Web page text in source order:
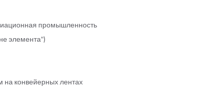
промышленность
элемента")
конвейерных лентах